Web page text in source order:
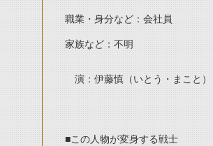
職業・身分など：会社員
家族など：不明
演：伊藤慎（いとう・まこと）
■この人物が変身する戦士